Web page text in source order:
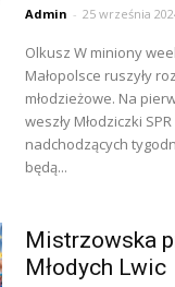
Admin - 25 września
Olkusz W miniony weekend, w
Małopolsce ruszyły
młodzieżowe. Na
weszły Młodziczki
nadchodzących
będą...
Mistrzowska
Młodych Lwic